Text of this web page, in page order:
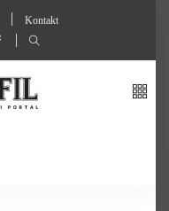
Kontakt